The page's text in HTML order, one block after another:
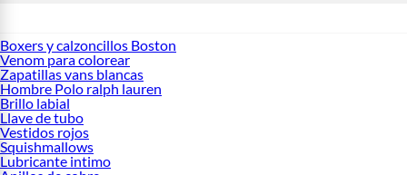
Boxers y calzoncillos Boston
Venom para colorear
Zapatillas vans blancas
Hombre Polo ralph lauren
Brillo labial
Llave de tubo
Vestidos rojos
Squishmallows
Lubricante intimo